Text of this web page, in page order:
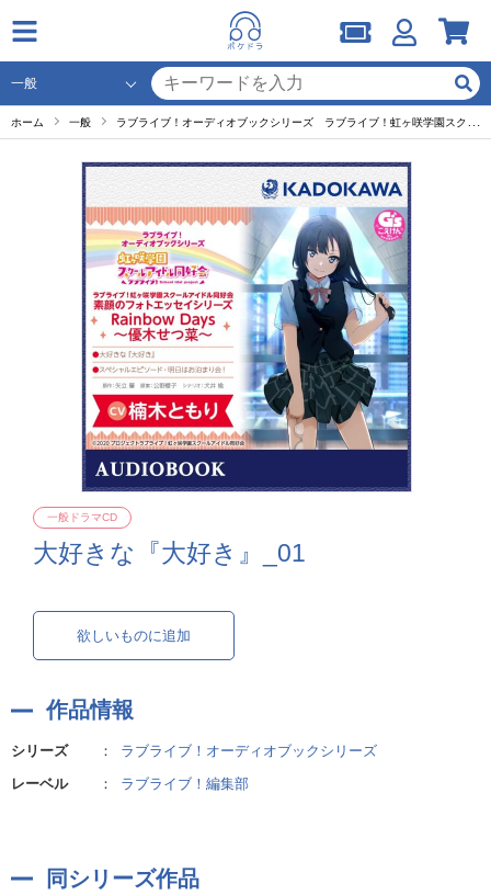
ホーム 一般 ラブライブ！オーディオブックシリーズ ラブライブ！虹ヶ咲学園スクールアイドル同好会 素顔のフォトエッセイシリーズ RainbowDays～優木せつ菜～【出演声優：楠木ともり】
大好きな『大好き』_01
一般ドラマCD
欲しいものに追加
作品情報
シリーズ ：
ラブライブ！オーディオブックシリーズ
レーベル
： ラブライブ！編集部
同シリーズ作品